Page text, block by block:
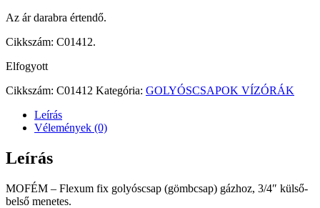
Az ár darabra értendő.
Cikkszám: C01412.
Elfogyott
Cikkszám: C01412 Kategória: GOLYÓSCSAPOK VÍZÓRÁK
Leírás
Vélemények (0)
Leírás
MOFÉM – Flexum fix golyóscsap (gömbcsap) gázhoz, 3/4″ külső-
belső menetes.